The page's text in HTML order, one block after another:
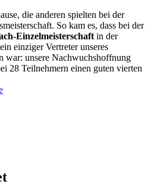
die anderen spielten bei der
So kam es, dass bei der
Einzelmeisterschaft in der
einziger Vertreter unseres
war: unsere Nachwuchshoffnung
28 Teilnehmern einen guten vierten